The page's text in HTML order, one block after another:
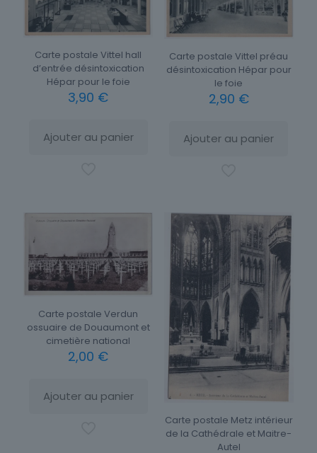
Carte postale Vittel hall
d’entrée désintoxication
Hépar pour le foie
3,90 €
Ajouter au panier
Carte postale Vittel préau
désintoxication Hépar pour
le foie
2,90 €
Ajouter au panier
Carte postale Verdun
ossuaire de Douaumont et
cimetière national
2,00 €
Ajouter au panier
Carte postale Metz intérieur
de la Cathédrale et Maitre-
Autel